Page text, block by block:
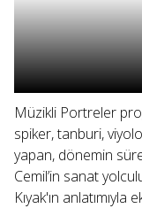
Müzikli Portreler
spiker, tanburi,
yapan, dönemin
Cemil’in sanat
Kıyak'ın anlatımıyla